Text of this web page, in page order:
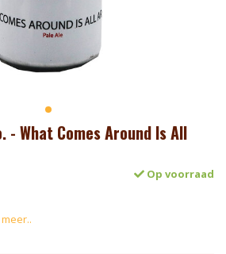
- What Comes Around Is All
Op voorraad